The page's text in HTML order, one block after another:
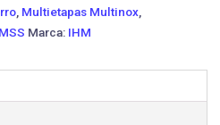
Multietapas Multinox
Marca: IHM